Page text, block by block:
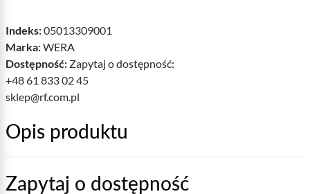
Indeks:05013309001
Marka:WERA
Dostępność: Zapytaj o dostępność:
+48 61 833 02 45
sklep@rf.com.pl
Opis produktu
Zapytaj o dostępność